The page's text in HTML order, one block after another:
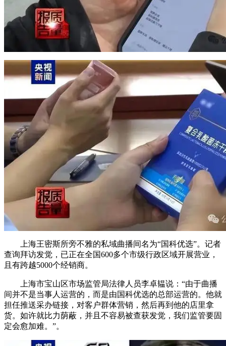
上海王密斯所旁不雅的私域曲播间名为“国科优选”。记者
查询拜访发觉，已正在全国600多个市级行政区域开展营业，
且有跨越5000个经销商。
上海市宝山区市场监管局法律人员李卓韫说：“由于曲播
间并不是当事人运营的，而是由国科优选的总部运营的。他就
担任推送采办链接，对客户群体营销，然后再到他的店里拿
货。如许就比力荫蔽，并且不容易被查获发觉，我们监管要固
定会愈加难。”。